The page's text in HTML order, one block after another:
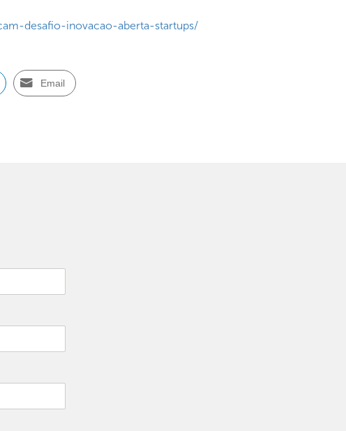
desafio-inovacao-aberta-startups/
Email